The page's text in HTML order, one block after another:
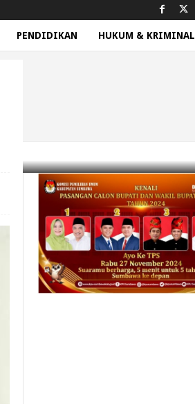
PENDIDIKAN HUKUM & KRIMINAL